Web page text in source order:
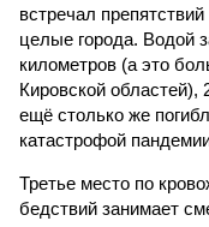
встречал
целые города. Водой
километров (а это
Кировской областей),
ещё столько же
катастрофой
Третье место по
бедствий занимает